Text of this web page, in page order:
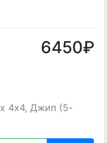
6450₽
4х4, Джип (5-